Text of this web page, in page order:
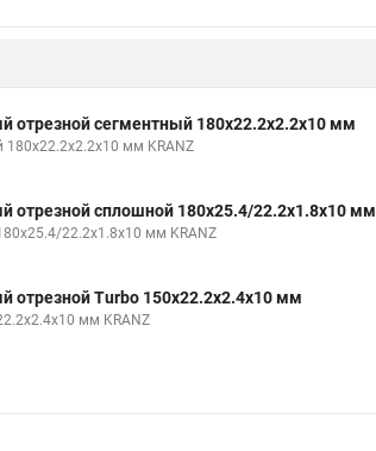
отрезной сегментный 180x22.2x2.2x10 мм
180x22.2x2.2x10 мм KRANZ
отрезной сплошной 180x25.4/22.2x1.8x10 мм
22.2x1.8x10 мм KRANZ
отрезной Turbo 150x22.2x2.4x10 мм
мм KRANZ